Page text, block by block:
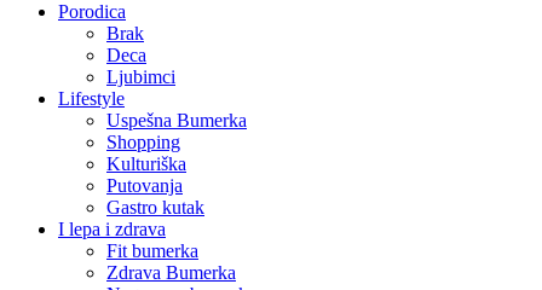
Porodica
Brak
Deca
Ljubimci
Lifestyle
Uspešna Bumerka
Shopping
Kulturiška
Putovanja
Gastro kutak
I lepa i zdrava
Fit bumerka
Zdrava Bumerka